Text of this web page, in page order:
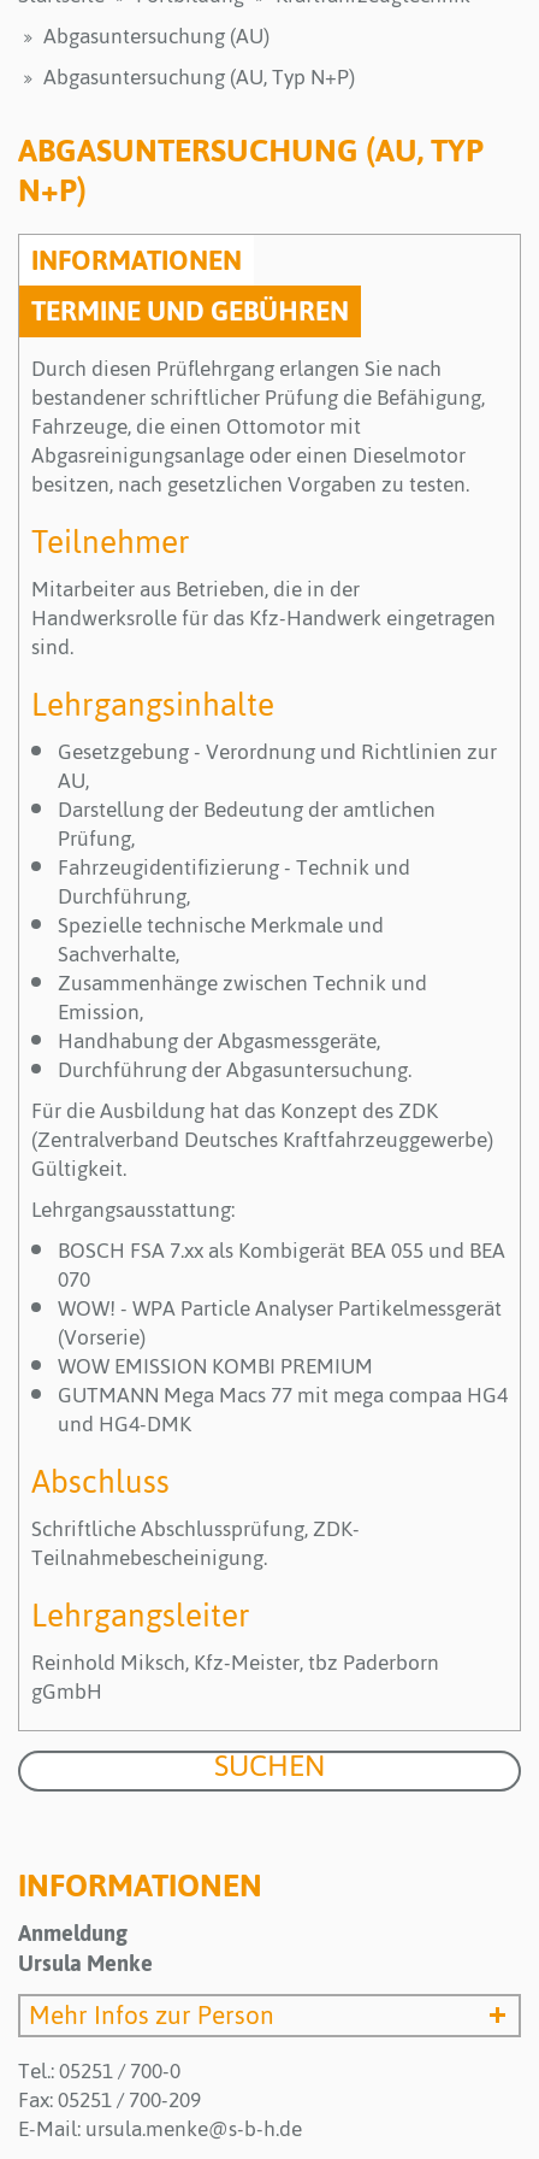
Abgasuntersuchung (AU)
Abgasuntersuchung (AU, Typ N+P)
ABGASUNTERSUCHUNG (AU, TYP
N+P)
INFORMATIONEN
TERMINE UND GEBÜHREN
Durch diesen Prüflehrgang erlangen Sie nach
bestandener schriftlicher Prüfung die Befähigung,
Fahrzeuge, die einen Ottomotor mit
Abgasreinigungsanlage oder einen Dieselmotor
besitzen, nach gesetzlichen Vorgaben zu testen.
Teilnehmer
Mitarbeiter aus Betrieben, die in der
Handwerksrolle für das Kfz-Handwerk eingetragen
sind.
Lehrgangsinhalte
Gesetzgebung - Verordnung und Richtlinien zur
AU,
Darstellung der Bedeutung der amtlichen
Prüfung,
Fahrzeugidentifizierung - Technik und
Durchführung,
Spezielle technische Merkmale und
Sachverhalte,
Zusammenhänge zwischen Technik und
Emission,
Handhabung der Abgasmessgeräte,
Durchführung der Abgasuntersuchung.
Für die Ausbildung hat das Konzept des ZDK
(Zentralverband Deutsches Kraftfahrzeuggewerbe)
Gültigkeit.
Lehrgangsausstattung:
BOSCH FSA 7.xx als Kombigerät BEA 055 und BEA
070
WOW! - WPA Particle Analyser Partikelmessgerät
(Vorserie)
WOW EMISSION KOMBI PREMIUM
GUTMANN Mega Macs 77 mit mega compaa HG4
und HG4-DMK
Abschluss
Schriftliche Abschlussprüfung, ZDK-
Teilnahmebescheinigung.
Lehrgangsleiter
Reinhold Miksch, Kfz-Meister, tbz Paderborn
gGmbH
INFORMATIONEN
Anmeldung
Ursula Menke
Mehr Infos zur Person
Tel.: 05251 / 700-0
Fax: 05251 / 700-209
E-Mail:ursula.menke@s-b-h.de